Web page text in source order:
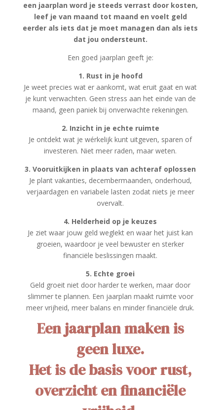
een jaarplan word je steeds verrast door kosten,
leef je van maand tot maand en voelt geld
eerder als iets dat je moet managen dan als iets
dat jou ondersteunt.
Een goed jaarplan geeft je:
1. Rust in je hoofd
Je weet precies wat er aankomt, wat eruit gaat en wat
je kunt verwachten. Geen stress aan het einde van de
maand, geen paniek bij onverwachte rekeningen.
2. Inzicht in je echte ruimte
Je ontdekt wat je wérkelijk kunt uitgeven, sparen of
investeren. Niet meer raden, maar weten.
3. Vooruitkijken in plaats van achteraf oplossen
Je plant vakanties, decembermaanden, onderhoud,
verjaardagen en variabele lasten zodat niets je meer
overvalt.
4. Helderheid op je keuzes
Je ziet waar jouw geld weglekt en waar het juist kan
groeien, waardoor je veel bewuster en sterker
financiële beslissingen maakt.
5. Echte groei
Geld groeit niet door harder te werken, maar door
slimmer te plannen. Een jaarplan maakt ruimte voor
meer vrijheid, meer balans en minder financiële druk.
Een jaarplan maken is
geen luxe.
Het is de basis voor rust,
overzicht en financiële